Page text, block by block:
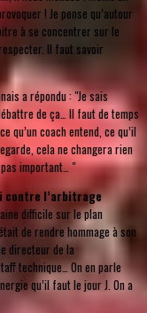
! Je pense qu’autour
à se concentrer sur le
Il faut savoir
a répondu : "Je sais
de ça… Il faut de temps
qu’un coach entend, ce qu’il
cela ne changera rien
important… "
contre l’arbitrage
difficile sur le plan
de rendre hommage à son
directeur de la
technique… On en parle
qu’il faut le jour J. On a